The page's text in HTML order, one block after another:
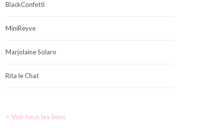
BlackConfetti
MiniReyve
Marjolaine Solaro
Rita le Chat
> Voir tous les liens